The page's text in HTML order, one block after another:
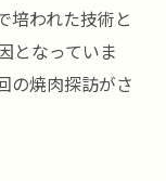
培われた技術と
となっていま
の焼肉探訪がさ